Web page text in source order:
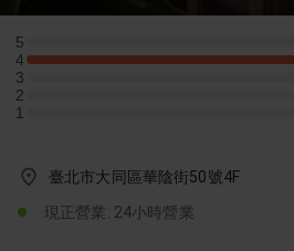
5
5 星：0 則評論
4
4 星：1 則評論
3
3 星：0 則評論
2
2 星：0 則評論
1
1 星：0 則評論
臺北市大同區華陰街50號4F
現正營業: 24小時營業